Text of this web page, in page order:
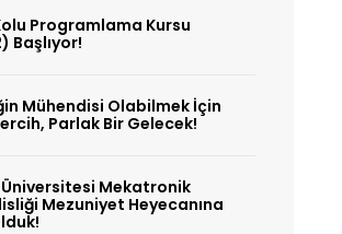
Programlama Kursu
Başlıyor!
Mühendisi Olabilmek İçin
Parlak Bir Gelecek!
Mekatronik
Mezuniyet Heyecanına